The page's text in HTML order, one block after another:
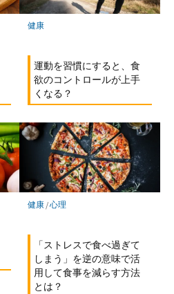
健康
運動を習慣にすると、食
欲のコントロールが上手
くなる？
健康/心理
「ストレスで食べ過ぎて
しまう」を逆の意味で活
用して食事を減らす方法
とは？